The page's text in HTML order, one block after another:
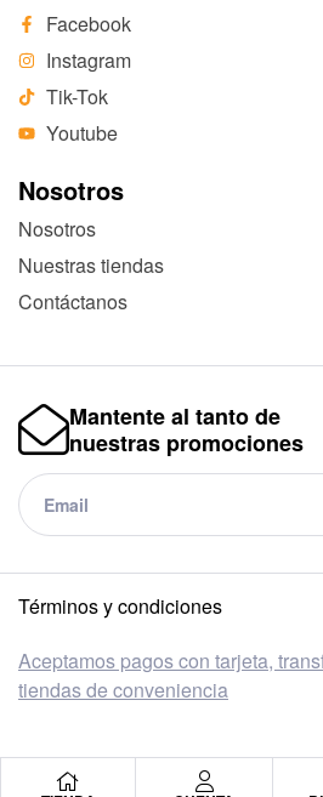
Facebook
Instagram
Tik-Tok
Youtube
Nosotros
Nosotros
Nuestras tiendas
Contáctanos
Mantente al tanto de
nuestras promociones
Términos y condiciones
Aceptamos pagos con tarjeta,
tiendas de conveniencia